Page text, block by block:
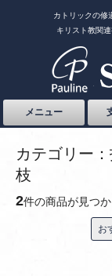
カトリックの修
キリスト教関
メニュー
カテゴリー
枝
2件の商品が見つ
お